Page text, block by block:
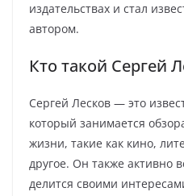
издательствах и стал
автором.
Кто такой Сергей
Сергей Лесков — это
который занимается
жизни, такие как кино,
другое. Он также активно
делится своими